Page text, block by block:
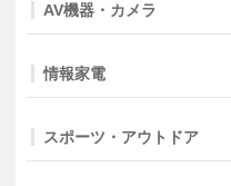
AV機器・カメラ
情報家電
スポーツ・アウトドア